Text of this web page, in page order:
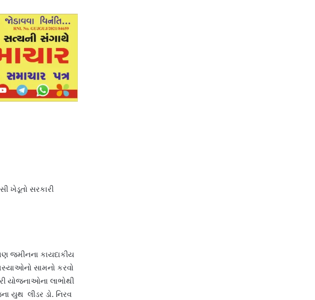
ખેડૂતો સરકારી
જમીનના કાયદાકીય
સામનો કરવો
યોજનાઓના લાભોથી
યુથ લીડર ડો. નિરવ